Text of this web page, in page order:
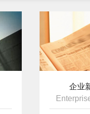
企业